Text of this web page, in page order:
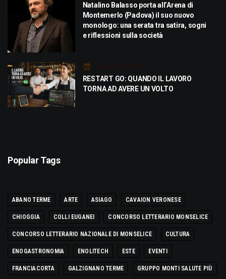
Natalino Balasso porta all’Arena di
Montemerlo (Padova) il suo nuovo
monologo: una serata tra satira, sogni
e riflessioni sulla società
Luglio 21, 2026
RESTART GO: QUANDO IL LAVORO
TORNA AD AVERE UN VOLTO
Popular Tags
ABANO TERME ARTE ASIAGO CAVAION VERONESE
CHIOGGIA COLLI EUGANEI CONCORSO LETTERARIO MONSELICE
CONCORSO LETTERARIO NAZIONALE DI MONSELICE CULTURA
ENOGASTRONOMIA ENOLITECH ESTE EVENTI
FRANCIACORTA GALZIGNANO TERME GRUPPO MONTI SALUTE PIÙ